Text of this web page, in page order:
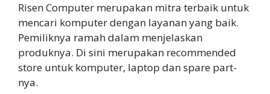
Risen Computer merupakan mitra terbaik untuk
mencari komputer dengan layanan yang baik.
Pemiliknya ramah dalam menjelaskan
produknya. Di sini merupakan recommended
store untuk komputer, laptop dan spare part-
nya.